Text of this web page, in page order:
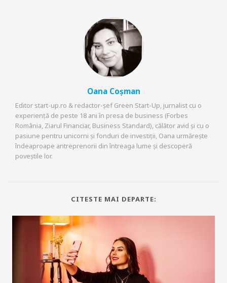
Oana Coșman
Editor start-up.ro & redactor-șef Green Start-Up, jurnalist cu o
experiență de peste 18 ani în presa de business (Forbes
România, Ziarul Financiar, Business Standard), călător avid și cu o
pasiune pentru unicorni și fonduri de investiții, Oana urmărește
îndeaproape antreprenorii din întreaga lume și descoperă
poveștile lor.
CITESTE MAI DEPARTE: